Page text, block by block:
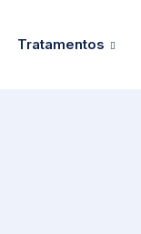
Tratamentos